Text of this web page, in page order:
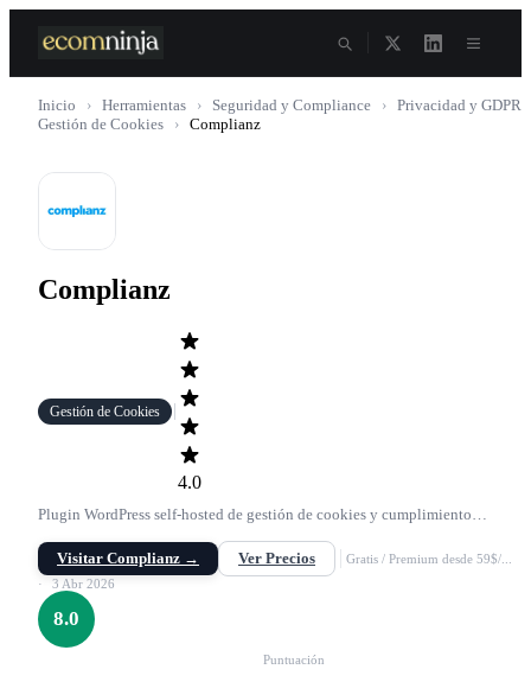
Inicio › Herramientas › Seguridad y Compliance › Privacidad y GDPR
Gestión de Cookies
› Complianz
Complianz
Gestión de Cookies
4.0
Plugin WordPress self-hosted de gestión de cookies y cumplimiento
v2 e IAB TCF 2.2.
Visitar Complianz → Ver Precios
Gratis / Premium desde 59$/...
3 Abr 2026
8.0
Puntuación